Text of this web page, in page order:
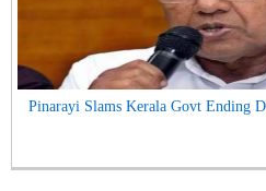
Pinarayi Slams Kerala Govt Ending